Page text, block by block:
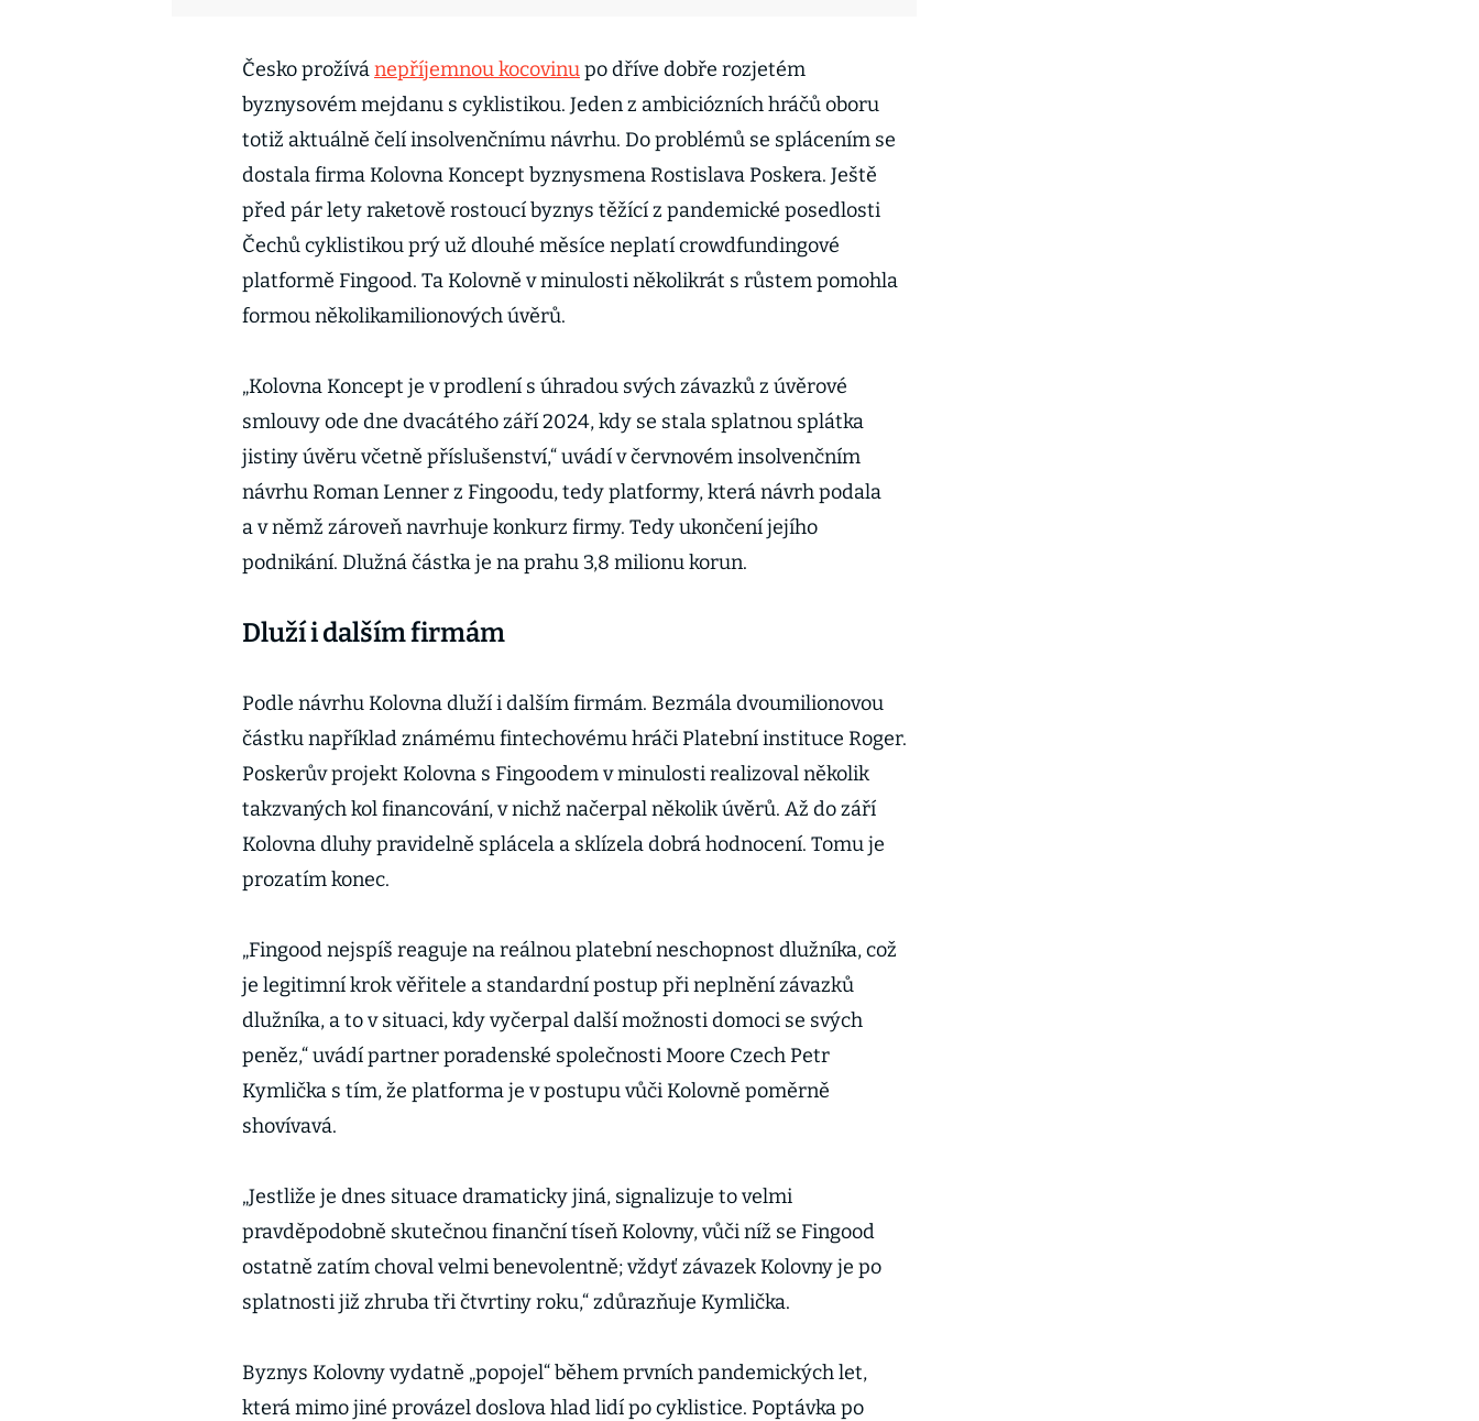
Česko prožívánepříjemnou kocovinupo dříve dobře rozjetém
byznysovém mejdanu s cyklistikou. Jeden z ambiciózních hráčů oboru
totiž aktuálně čelí insolvenčnímu návrhu. Do problémů se splácením se
dostala firma Kolovna Koncept byznysmena Rostislava Poskera. Ještě
před pár lety raketově rostoucí byznys těžící z pandemické posedlosti
Čechů cyklistikou prý už dlouhé měsíce neplatí crowdfundingové
platformě Fingood. Ta Kolovně v minulosti několikrát s růstem pomohla
formou několikamilionových úvěrů.
„Kolovna Koncept je v prodlení s úhradou svých závazků z úvěrové
smlouvy ode dne dvacátého září 2024, kdy se stala splatnou splátka
jistiny úvěru včetně příslušenství,“ uvádí v červnovém insolvenčním
návrhu Roman Lenner z Fingoodu, tedy platformy, která návrh podala
a v němž zároveň navrhuje konkurz firmy. Tedy ukončení jejího
podnikání. Dlužná částka je na prahu 3,8 milionu korun.
Dluží i dalším firmám
Podle návrhu Kolovna dluží i dalším firmám. Bezmála dvoumilionovou
částku například známému fintechovému hráči Platební instituce Roger.
Poskerův projekt Kolovna s Fingoodem v minulosti realizoval několik
takzvaných kol financování, v nichž načerpal několik úvěrů. Až do září
Kolovna dluhy pravidelně splácela a sklízela dobrá hodnocení. Tomu je
prozatím konec.
„Fingood nejspíš reaguje na reálnou platební neschopnost dlužníka, což
je legitimní krok věřitele a standardní postup při neplnění závazků
dlužníka, a to v situaci, kdy vyčerpal další možnosti domoci se svých
peněz,“ uvádí partner poradenské společnosti Moore Czech Petr
Kymlička s tím, že platforma je v postupu vůči Kolovně poměrně
shovívavá.
„Jestliže je dnes situace dramaticky jiná, signalizuje to velmi
pravděpodobně skutečnou finanční tíseň Kolovny, vůči níž se Fingood
ostatně zatím choval velmi benevolentně; vždyť závazek Kolovny je po
splatnosti již zhruba tři čtvrtiny roku,“ zdůrazňuje Kymlička.
Byznys Kolovny vydatně „popojel“ během prvních pandemických let,
která mimo jiné provázel doslova hlad lidí po cyklistice. Poptávka po